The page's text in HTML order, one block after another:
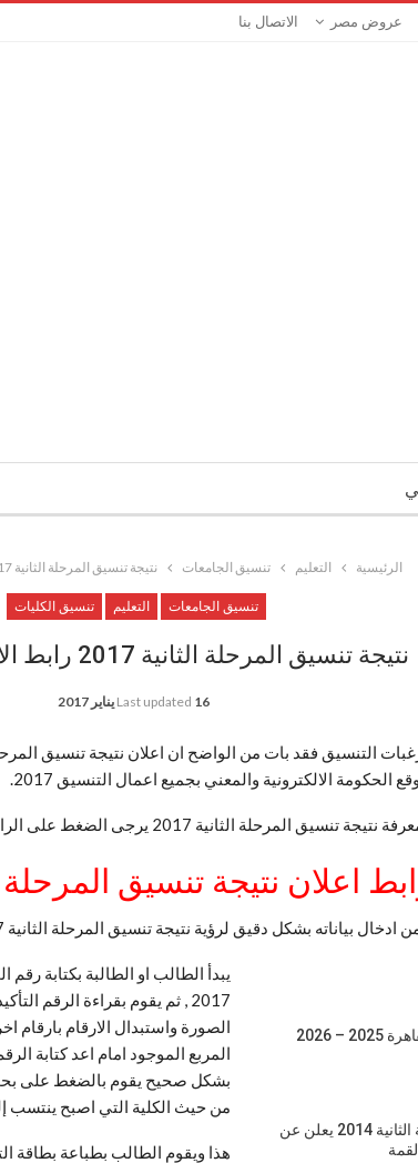
عروض مصر الاتصال بنا
الرئيسية التعليم تنسيق الجامعات نتيجة تنسيق المرحلة الثانية 2017 رابط الاستعلام مباشر
تنسيق الجامعات التعليم تنسيق الكليات
نتيجة تنسيق المرحلة الثانية 2017 رابط الاستعلام مباشر
Last updated 16 يناير 2017
الالكترونية والمعني بجميع اعمال التنسيق 2017.
الثانية 2017 يرجى الضغط على الرابط التالي :
اعلان نتيجة تنسيق المرحلة
بياناته بشكل دقيق لرؤية نتيجة تنسيق المرحلة الثانية 2017 وهي كالاتي :
نتيجة حقوق القاهرة 2025 – 2026
تنسيق المرحلة الثانية 2014 يعلن عن
يبدأ الطالب او الطالبة بكتابة رقم
2017 , ثم يقوم بقراءة الرقم
الصورة واستبدال الارقام بارقام
المربع الموجود امام اعد كتابة
من حيث الكلية التي اصبح ينتسب
هذا ويقوم الطالب بطباعة بطاقة